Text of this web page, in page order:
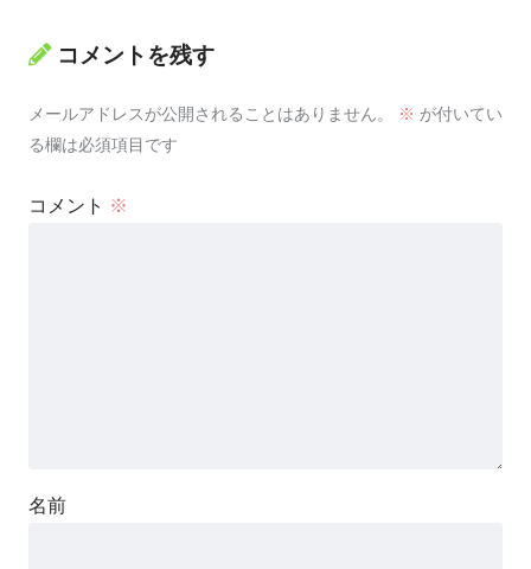
コメントを残す
メールアドレスが公開されることはありません。 ※ が付いてい
る欄は必須項目です
コメント ※
名前